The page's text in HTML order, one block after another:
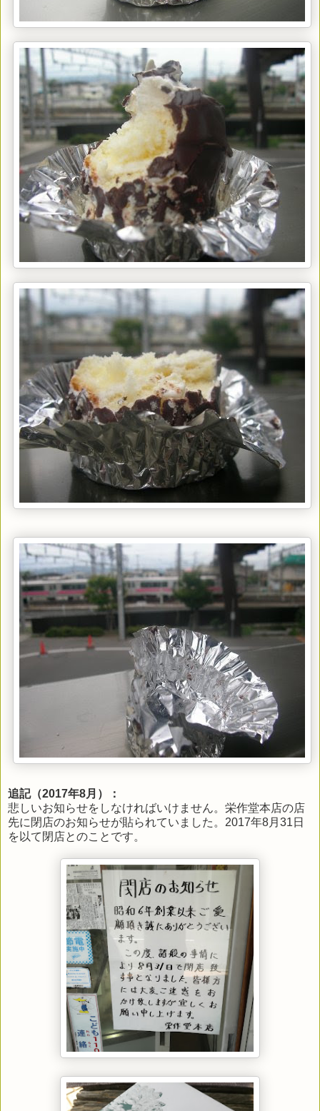
追記（2017年8月）：
悲しいお知らせをしなければいけません。栄作堂本店の店
先に閉店のお知らせが貼られていました。2017年8月31日
を以て閉店とのことです。